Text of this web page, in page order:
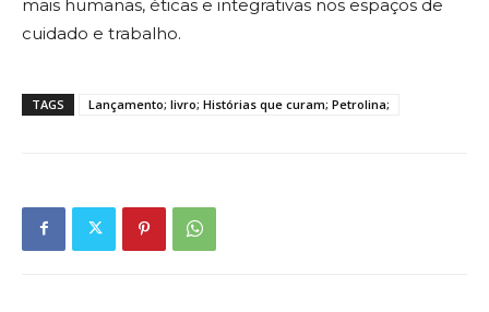
mais humanas, éticas e integrativas nos espaços de
cuidado e trabalho.
TAGS Lançamento; livro; Histórias que curam; Petrolina;